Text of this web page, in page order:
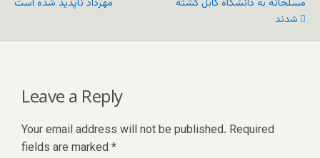
شدند
Leave a Reply
Your email address will not be published. Required
fields are marked *